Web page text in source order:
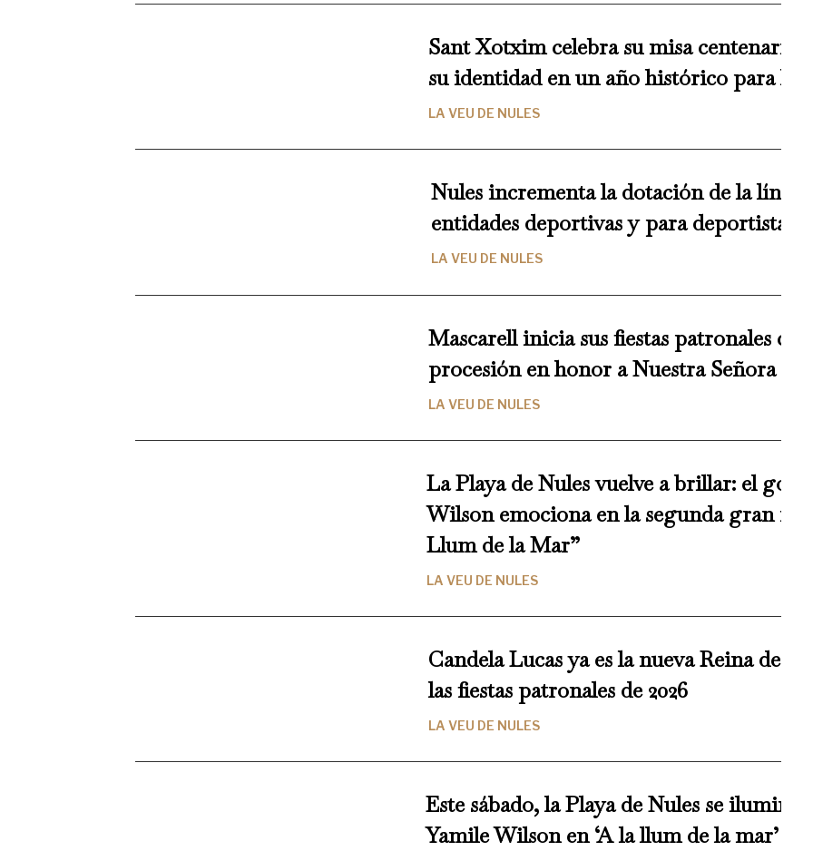
Sant Xotxim celebra su misa centenaria
su identidad en un año histórico para la
LA VEU DE NULES
Nules incrementa la dotación de la línea
entidades deportivas y para deportistas
LA VEU DE NULES
Mascarell inicia sus fiestas patronales
procesión en honor a Nuestra Señora de
LA VEU DE NULES
La Playa de Nules vuelve a brillar: el
Wilson emociona en la segunda gran
Llum de la Mar”
LA VEU DE NULES
Candela Lucas ya es la nueva Reina de la
las fiestas patronales de 2026
LA VEU DE NULES
Este sábado, la Playa de Nules se
Yamile Wilson en ‘A la llum de la mar’